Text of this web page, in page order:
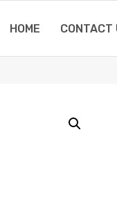
HOME CONTACT